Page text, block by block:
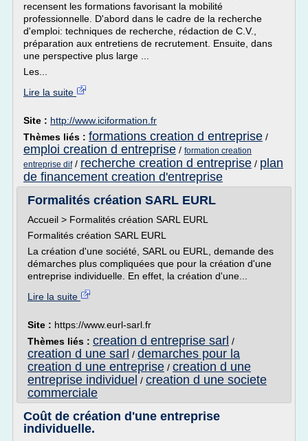
recensent les formations favorisant la mobilité
professionnelle. D'abord dans le cadre de la recherche
d'emploi: techniques de recherche, rédaction de C.V.,
préparation aux entretiens de recrutement. Ensuite, dans
une perspective plus large ...
Les...
Lire la suite
Site : http://www.iciformation.fr
Thèmes liés : formations creation d entreprise /
emploi creation d entreprise / formation creation
entreprise dif/ recherche creation d entreprise / plan
de financement creation d'entreprise
Formalités création SARL EURL
Accueil > Formalités création SARL EURL
Formalités création SARL EURL
La création d'une société, SARL ou EURL, demande des
démarches plus compliquées que pour la création d'une
entreprise individuelle. En effet, la création d'une...
Lire la suite
Site : https://www.eurl-sarl.fr
Thèmes liés : creation d entreprise sarl /
creation d une sarl / demarches pour la
creation d une entreprise / creation d une
entreprise individuel / creation d une societe
commerciale
Coût de création d'une entreprise
individuelle.